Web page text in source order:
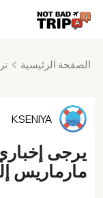
الصفحة الرئيسية
KSENIYA
يرجى
مارماريس